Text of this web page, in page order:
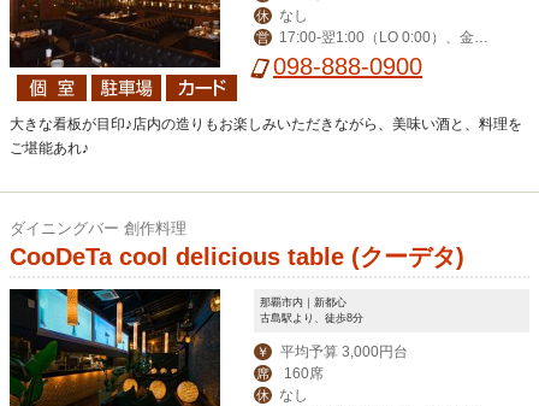
休 なし
営
17:00-翌1:00（LO 0:00）、金土
祝前17:00-翌2:00（LO 翌1:00）
098-888-0900
大きな看板が目印♪店内の造りもお楽しみいただきながら、美味い酒と、料理を
ご堪能あれ♪
ダイニングバー 創作料理
CooDeTa cool delicious table (クーデタ)
那覇市内｜新都心
古島駅より、徒歩8分
￥ 平均予算 3,000円台
席 160席
休 なし